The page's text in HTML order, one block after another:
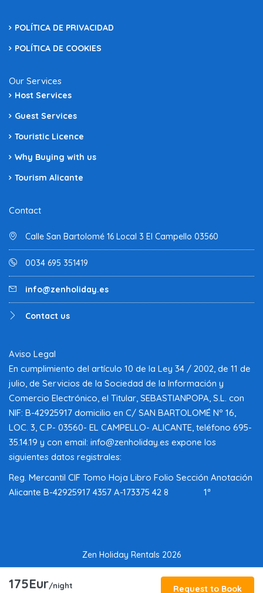
175Eur/night Request to Book
POLÍTICA DE PRIVACIDAD
POLÍTICA DE COOKIES
Our Services
Host Services
Guest Services
Touristic Licence
Why Buying with us
Tourism Alicante
Contact
Calle San Bartolomé 16 Local 3 El Campello 03560
0034 695 351419
info@zenholiday.es
Contact us
Aviso Legal
En cumplimiento del artículo 10 de la Ley 34 / 2002, de 11 de
julio, de Servicios de la Sociedad de la Información y
Comercio Electrónico, el Titular, SEBASTIANPOPA, S.L. con
NIF: B-42925917 domicilio en C/ SAN BARTOLOMÉ Nº 16,
LOC. 3, C.P- 03560- EL CAMPELLO- ALICANTE, teléfono 695-
35.14.19 y con email: info@zenholiday.es expone los
siguientes datos registrales:
Reg. Mercantil CIF Tomo Hoja Libro Folio Sección Anotación
Alicante B-42925917 4357 A-173375 42 8 1ª
Zen Holiday Rentals 2026